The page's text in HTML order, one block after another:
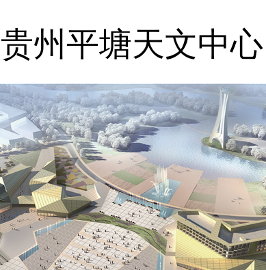
贵州平塘天文中心